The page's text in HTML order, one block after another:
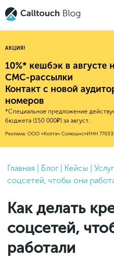
Авторитейл
Финансы
Е-коммерс
Недвижимость
HoReCa
Бьюти
Услуги
Фитнес
2025
2024
2022
2021
2020
2018
2017
Новые продукты
Обновления
Обучение работы
Calltouch
Индекс здоровья
Mental Health
Привлечение
Аналитика
Финансы и
Законы и
Старт и идеи
Callday
MeetUp
АКЦИЯ!
10%* кешбэк в августе
СМС-рассылки
Контакт с новой
номеров
*Специальное предложение
бюджета (150 000₽) за август.
Реклама: ООО «Колтач Солюшнс»ИНН
Главная Блог Кейсы
соцсетей, чтобы они
Как делать
соцсетей,
работали